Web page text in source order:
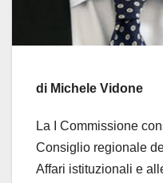
di Michele Vidone
La I Commissione
Consiglio regionale
Affari istituzionali e